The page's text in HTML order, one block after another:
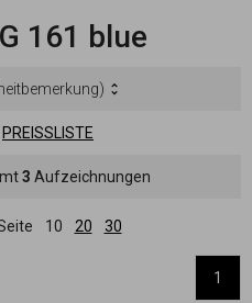
161 blue
PREISSLISTE
3 Aufzeichnungen
10 20 30
1